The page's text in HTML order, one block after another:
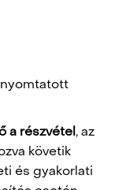
nyomtatott
a részvétel, az
követik
és gyakorlati